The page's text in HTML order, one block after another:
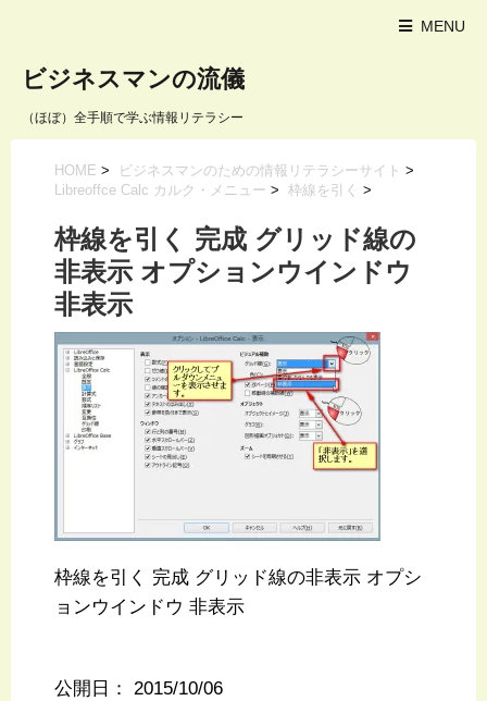
MENU
ビジネスマンの流儀
（ほぼ）全手順で学ぶ情報リテラシー
HOME > ビジネスマンのための情報リテラシーサイト >
Libreoffce Calc カルク・メニュー > 枠線を引く >
枠線を引く 完成 グリッド線の
非表示 オプションウインドウ
非表示
枠線を引く 完成 グリッド線の非表示 オプシ
ョンウインドウ 非表示
公開日： 2015/10/06